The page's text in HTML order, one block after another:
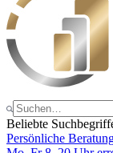
Beliebte
Persönliche